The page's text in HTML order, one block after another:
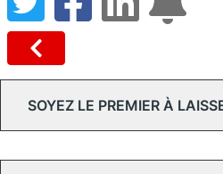
SOYEZ LE PREMIER À